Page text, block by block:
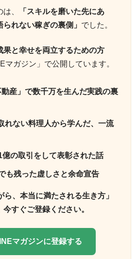
、
「スキルを磨いた先にあ
れない稼ぎの裏側」 でした。
果と幸せを両立するための方
マガジン」で公開しています。
動産」で数千万を生んだ実践の裏
れない料理人から学んだ、一流
の取引をして表彰された話
も残った虚しさと余命宣告
ら、本当に満たされる生き方」
すぐご登録ください。
マガジンに登録する